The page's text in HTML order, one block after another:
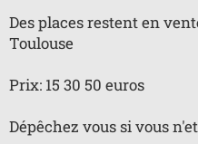
g
e
n
l
Des places restent en
Toulouse
Prix: 15 30 50 euros
Dépêchez vous si vous